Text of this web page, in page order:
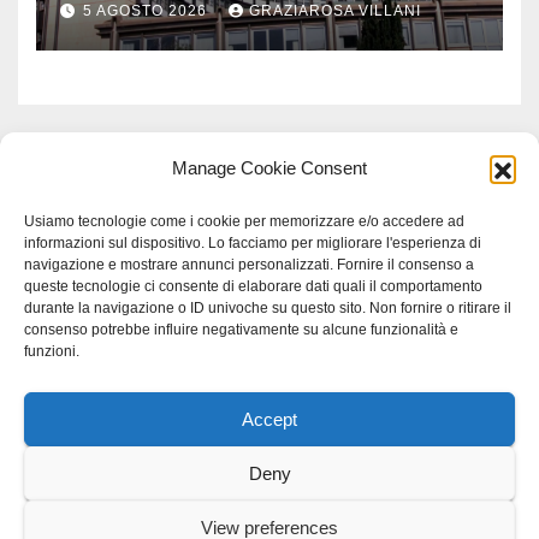
Manage Cookie Consent
Usiamo tecnologie come i cookie per memorizzare e/o accedere ad
informazioni sul dispositivo. Lo facciamo per migliorare l'esperienza di
navigazione e mostrare annunci personalizzati. Fornire il consenso a
queste tecnologie ci consente di elaborare dati quali il comportamento
durante la navigazione o ID univoche su questo sito. Non fornire o ritirare il
consenso potrebbe influire negativamente su alcune funzionalità e
funzioni.
Accept
Deny
View preferences
Meridionale
5 AGOSTO 2026 GRAZIAROSA VILLANI
Proudly powered by WordPress|Tema: Newspaperex di
Scienza studio specialistico bracciano